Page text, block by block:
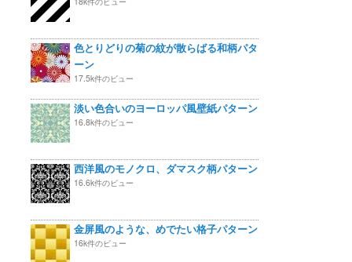
色とりどりの菊の紋が散らばる和柄パタ
ーン
17.5k件のビュー
淡い色合いのヨーロッパ風壁紙パターン
16.8k件のビュー
西洋風のモノクロ、ダマスク柄パターン
16.6k件のビュー
金屏風のような、めでたい格子パターン
16k件のビュー